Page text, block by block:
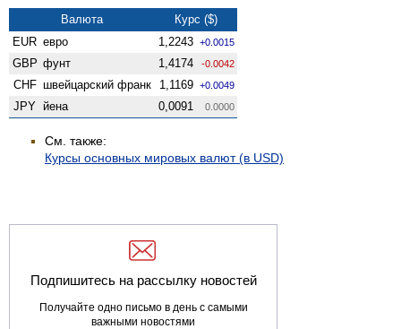
Валюта
Курс ($)
EUR евро 1,2243 +0.0015
GBP фунт 1,4174 -0.0042
CHF швейцарский франк 1,1169 +0.0049
JPY йена 0,0091 0.0000
См. также:
Курсы основных мировых валют (в USD)
Подпишитесь на рассылку новостей
Получайте одно письмо в день с самыми
важными новостями